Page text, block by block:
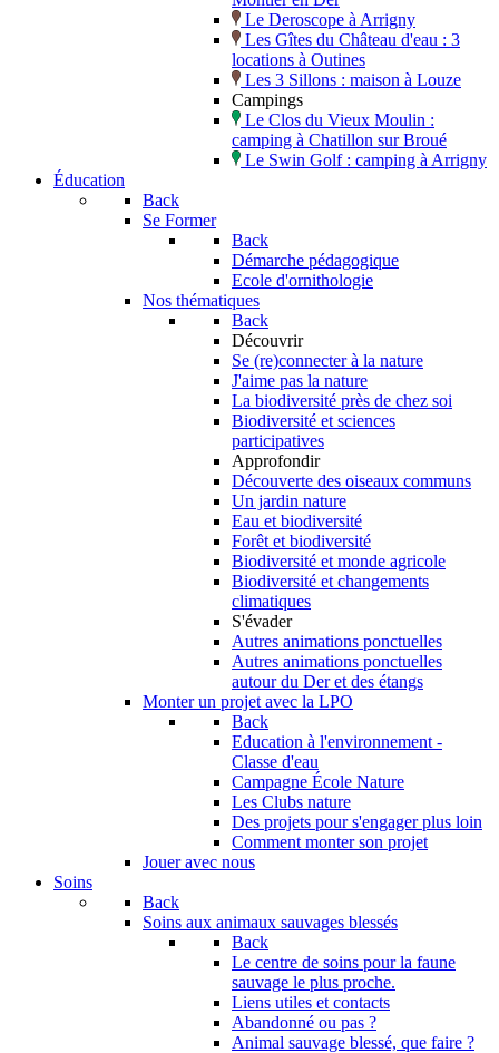
Le Deroscope à Arrigny
Les Gîtes du Château d'eau : 3
locations à Outines
Les 3 Sillons : maison à Louze
Campings
Le Clos du Vieux Moulin :
camping à Chatillon sur Broué
Le Swin Golf : camping à Arrigny
Éducation
Back
Se Former
Back
Démarche pédagogique
Ecole d'ornithologie
Nos thématiques
Back
Découvrir
Se (re)connecter à la nature
J'aime pas la nature
La biodiversité près de chez soi
Biodiversité et sciences
participatives
Approfondir
Découverte des oiseaux communs
Un jardin nature
Eau et biodiversité
Forêt et biodiversité
Biodiversité et monde agricole
Biodiversité et changements
climatiques
S'évader
Autres animations ponctuelles
Autres animations ponctuelles
autour du Der et des étangs
Monter un projet avec la LPO
Back
Education à l'environnement -
Classe d'eau
Campagne École Nature
Les Clubs nature
Des projets pour s'engager plus loin
Comment monter son projet
Jouer avec nous
Soins
Back
Soins aux animaux sauvages blessés
Back
Le centre de soins pour la faune
sauvage le plus proche.
Liens utiles et contacts
Abandonné ou pas ?
Animal sauvage blessé, que faire ?